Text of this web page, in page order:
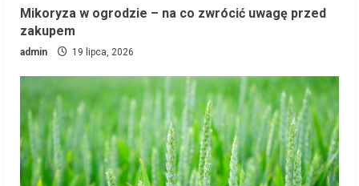
Mikoryza w ogrodzie – na co zwrócić uwagę przed
zakupem
admin 19 lipca, 2026